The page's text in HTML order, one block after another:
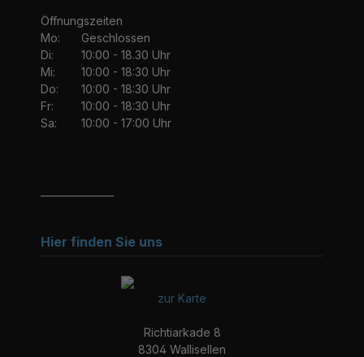
Öffnungszeiten
Mo:
Geschlossen
Di:
10:00 - 18.30 Uhr
Mi:
10:00 - 18:30 Uhr
Do:
10:00 - 18:30 Uhr
Fr:
10:00 - 18:30 Uhr
Sa:
10:00 - 17:00 Uhr
Hier finden Sie uns
zur Karte
Richtiarkade 8
8304 Wallisellen